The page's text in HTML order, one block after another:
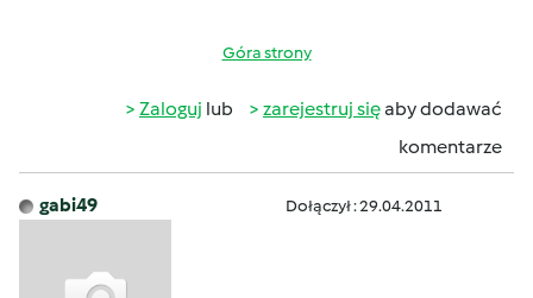
Góra strony
Zaloguj lub zarejestruj sięaby dodawać
komentarze
gabi49 Dołączył : 29.04.2011